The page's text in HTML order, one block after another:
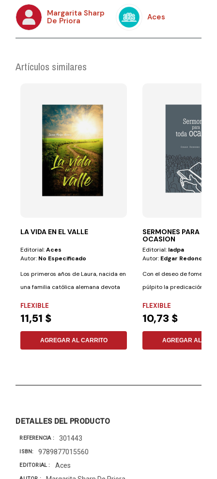
Margarita Sharp
De Priora
Aces
Artículos similares
LA VIDA EN EL VALLE
Editorial:Aces
Autor: No Especificado
Los primeros años de Laura, nacida en
una familia católica alemana devota
FLEXIBLE
11,51 $
AGREGAR AL CARRITO
SERMONES PARA
OCASION
Editorial: Iadpa
Autor: Edgar Redondo
Con el deseo de fomentar
púlpito la predicación de
FLEXIBLE
10,73 $
AGREGAR AL
DETALLES DEL PRODUCTO
REFERENCIA 301443
ISBN 9789877015560
EDITORIAL Aces